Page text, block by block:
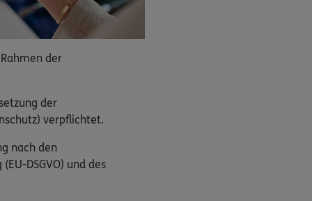
der
der
verpflichtet.
nach den
DSGVO) und des